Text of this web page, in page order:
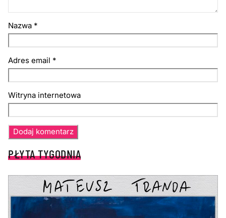
Nazwa *
Adres email *
Witryna internetowa
PŁYTA TYGODNIA